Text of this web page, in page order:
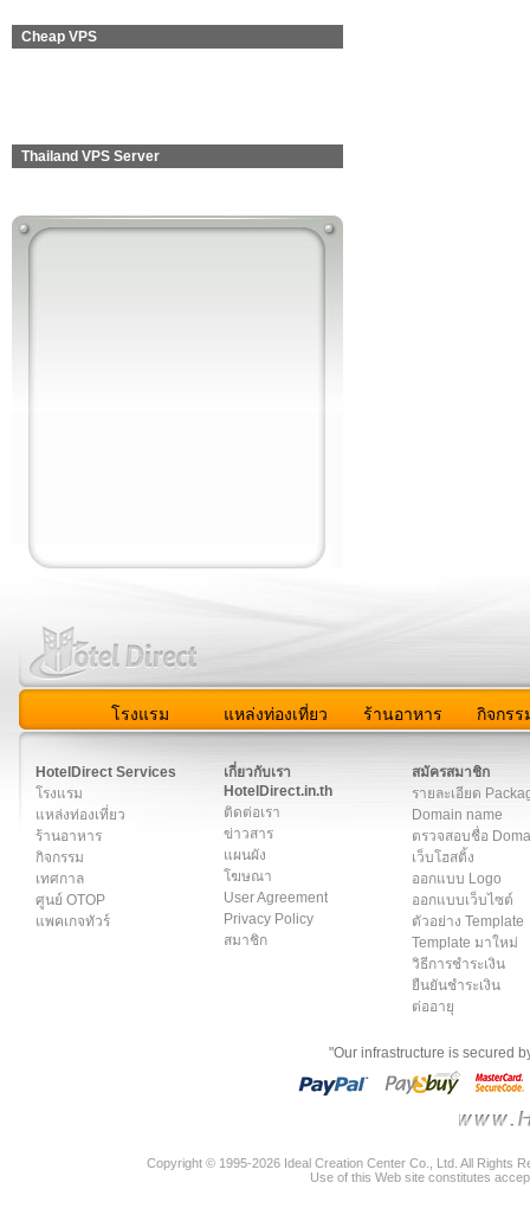
Cheap VPS
Thailand VPS Server
โรงแรม แหล่งท่องเที่ยว ร้านอาหาร กิจกรร
HotelDirect Services
โรงแรม
แหล่งท่องเที่ยว
ร้านอาหาร
กิจกรรม
เทศกาล
ศูนย์ OTOP
แพคเกจทัวร์
เกี่ยวกับเรา
HotelDirect.in.th
ติดต่อเรา
ข่าวสาร
แผนผัง
โฆษณา
User Agreement
Privacy Policy
สมาชิก
สมัครสมาชิก
รายละเอียด
Domain name
ตรวจสอบชื่อ
เว็บโฮสติ้ง
ออกแบบ Logo
ออกแบบเว็บไซต์
ตัวอย่าง Template
Template มาใหม่
วิธีการชำระเงิน
ยืนยันชำระเงิน
ต่ออายุ
"Our infrastructure is secured
Copyright © 1995-2026 Ideal Creation Center Co., Ltd. All Rights
Use of this Web site constitutes